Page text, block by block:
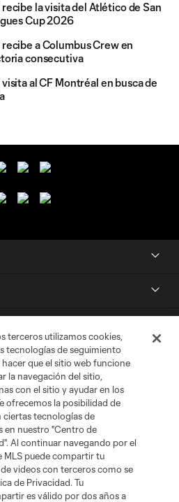
recibe la visita del Atlético de San
Cup 2026
a Columbus Crew en
consecutiva
al CF Montréal en busca de
terceros utilizamos cookies,
tecnologías de seguimiento
que el sitio web funcione
la navegación del sitio,
con el sitio y ayudar en los
ofrecemos la posibilidad de
tecnologías de
en nuestro "Centro de
Al continuar navegando por el
MLS puede compartir tu
videos con terceros como se
de Privacidad. Tu
es válido por dos años a